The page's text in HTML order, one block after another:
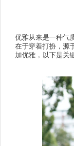
优雅从来是一种气
在于穿着打扮，源
加优雅，以下是关